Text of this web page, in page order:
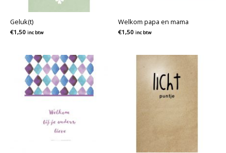
Geluk(t)
€1,50 inc btw
Welkom papa en mama
€1,50 inc btw